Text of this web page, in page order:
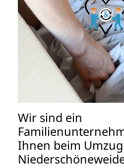
Wir sind ein
Ihnen beim